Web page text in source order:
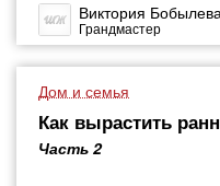
Виктория
Грандмастер
Дом и семья
Как вырастить
Часть 2